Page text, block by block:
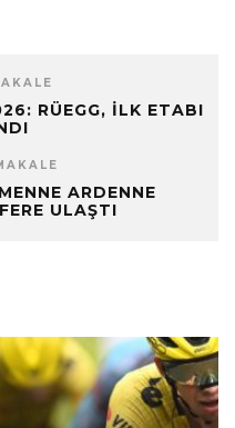
RÜEGG, İLK ETABI
ARDENNE
ULAŞTI